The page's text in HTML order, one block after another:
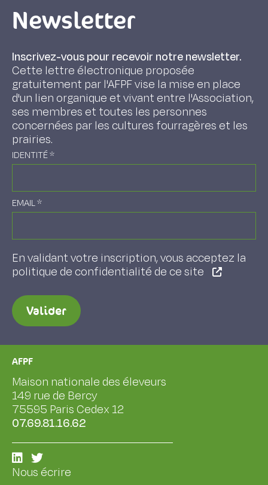
Newsletter
Inscrivez-vous pour recevoir notre newsletter.
Cette lettre électronique proposée
gratuitement par l'AFPF vise la mise en place
d'un lien organique et vivant entre l'Association,
ses membres et toutes les personnes
concernées par les cultures fourragères et les
prairies.
IDENTITÉ*
EMAIL*
En validant votre inscription, vous acceptez la
politique de confidentialité de ce site
Valider
AFPF
Maison nationale des éleveurs
149 rue de Bercy
75595 Paris Cedex 12
07.69.81.16.62
Nous écrire